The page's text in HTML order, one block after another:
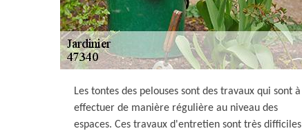
Les tontes des pelouses sont des travaux qui sont à
effectuer de manière régulière au niveau des
espaces. Ces travaux d'entretien sont très difficiles